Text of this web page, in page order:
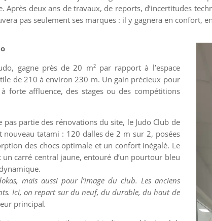
deux ans de travaux, de reports, d’incertitudes
pas seulement ses marques : il y gagnera en confort,
gagne près de 20 m² par rapport à l’espace
de 210 à environ 230 m. Un gain précieux pour
forte affluence, des stages ou des compétitions
pas partie des rénovations du site, le Judo Club de
nouveau tatami : 120 dalles de 2 m sur 2, posées
des chocs optimale et un confort inégalé. Le
carré central jaune, entouré d’un pourtour bleu
mais aussi pour l’image du club. Les anciens
Ici, on repart sur du neuf, du durable, du haut de
principal.